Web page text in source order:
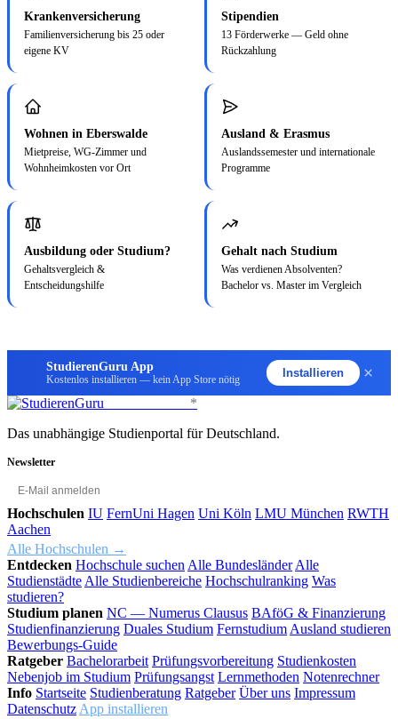
Krankenversicherung
Familienversicherung bis 25 oder
eigene KV
Stipendien
13 Förderwerke — Geld ohne
Rückzahlung
Wohnen in Eberswalde
Mietpreise, WG-Zimmer und
Wohnheimkosten vor Ort
Ausland & Erasmus
Auslandssemester und internationale
Programme
Ausbildung oder Studium?
Gehaltsvergleich &
Entscheidungshilfe
Gehalt nach Studium
Was verdienen Absolventen?
Bachelor vs. Master im Vergleich
StudierenGuru App
Kostenlos installieren — kein App Store nötig Installieren ×
*
Das unabhängige Studienportal für Deutschland.
Newsletter
Hochschulen IU FernUni Hagen Uni Köln LMU München RWTH
Aachen
Alle Hochschulen →
Entdecken Hochschule suchen Alle Bundesländer Alle
Studienstädte Alle Studienbereiche Hochschulranking Was
studieren?
Studium planen NC — Numerus Clausus BAföG & Finanzierung
Studienfinanzierung Duales Studium Fernstudium Ausland studieren
Bewerbungs-Guide
Ratgeber Bachelorarbeit Prüfungsvorbereitung Studienkosten
Nebenjob im Studium Prüfungsangst Lernmethoden Notenrechner
Info Startseite Studienberatung Ratgeber Über uns Impressum
Datenschutz App installieren